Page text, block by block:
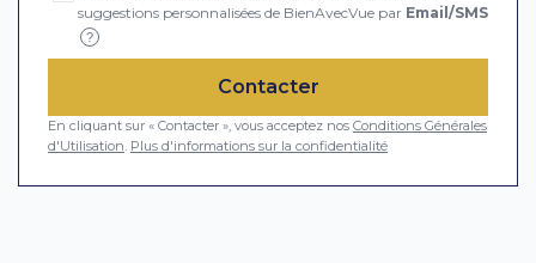
suggestions personnalisées de BienAvecVue par Email/SMS
?
Contacter
En cliquant sur « Contacter », vous acceptez nos Conditions Générales
d'Utilisation Plus d'informations sur la confidentialité